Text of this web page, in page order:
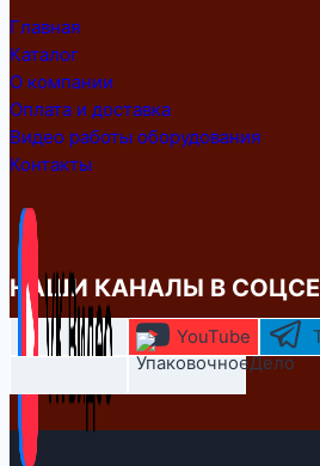
Главная
Каталог
О компании
Оплата и доставка
Видео работы оборудования
Контакты
НАШИ КАНАЛЫ В
YouTube